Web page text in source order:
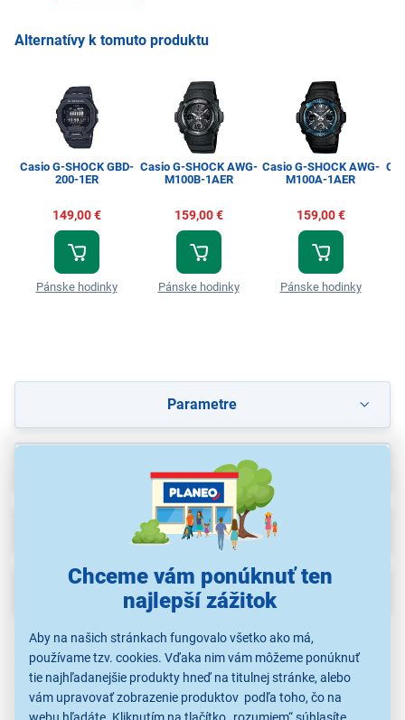
Chceme vám ponúknuť ten
najlepší zážitok
Aby na našich stránkach fungovalo všetko ako má,
používame tzv. cookies. Vďaka nim vám môžeme ponúknuť
tie najhľadanejšie produkty hneď na titulnej stránke, alebo
vám upravovať zobrazenie produktov podľa toho, čo na
Alternatívy k tomuto produktu
Casio G-SHOCK GBD-
200-1ER
149,00 €
Pánske hodinky
Casio G-SHOCK AWG-
M100B-1AER
159,00 €
Pánske hodinky
Casio G-SHOCK AWG-
M100A-1AER
159,00 €
Pánske hodinky
Popis
Parametre
Recenzie
Na stiahnutie